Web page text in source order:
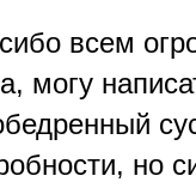
всем
могу
но